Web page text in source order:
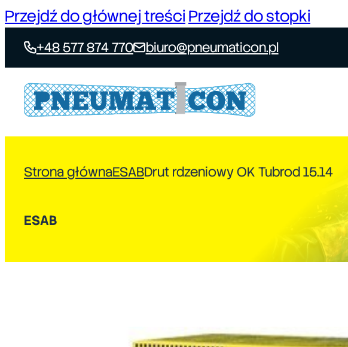
Przejdź do głównej treści Przejdź do stopki
+48 577 874 770 biuro@pneumaticon.pl
Strona głównaESABDrut rdzeniowy OK Tubrod 15.14
ESAB